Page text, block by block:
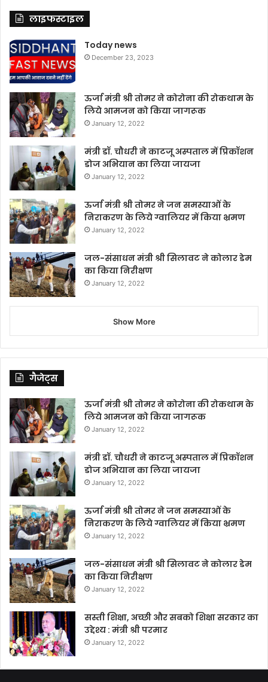
लाइफस्टाइल
Today news
December 23, 2023
ऊर्जा मंत्री श्री तोमर ने कोरोना की रोकथाम के
लिये आमजन को किया जागरूक
January 12, 2022
मंत्री डॉ. चौधरी ने काटजू अस्पताल में प्रिकॉशन
डोज अभियान का लिया जायजा
January 12, 2022
ऊर्जा मंत्री श्री तोमर ने जन समस्याओं के
निराकरण के लिये ग्वालियर में किया भ्रमण
January 12, 2022
जल-संसाधन मंत्री श्री सिलावट ने कोलार डेम
का किया निरीक्षण
January 12, 2022
Show More
गैजेट्स
ऊर्जा मंत्री श्री तोमर ने कोरोना की रोकथाम के
लिये आमजन को किया जागरूक
January 12, 2022
मंत्री डॉ. चौधरी ने काटजू अस्पताल में प्रिकॉशन
डोज अभियान का लिया जायजा
January 12, 2022
ऊर्जा मंत्री श्री तोमर ने जन समस्याओं के
निराकरण के लिये ग्वालियर में किया भ्रमण
January 12, 2022
जल-संसाधन मंत्री श्री सिलावट ने कोलार डेम
का किया निरीक्षण
January 12, 2022
सस्ती शिक्षा, अच्छी और सबको शिक्षा सरकार का
उद्देश्य : मंत्री श्री परमार
January 12, 2022